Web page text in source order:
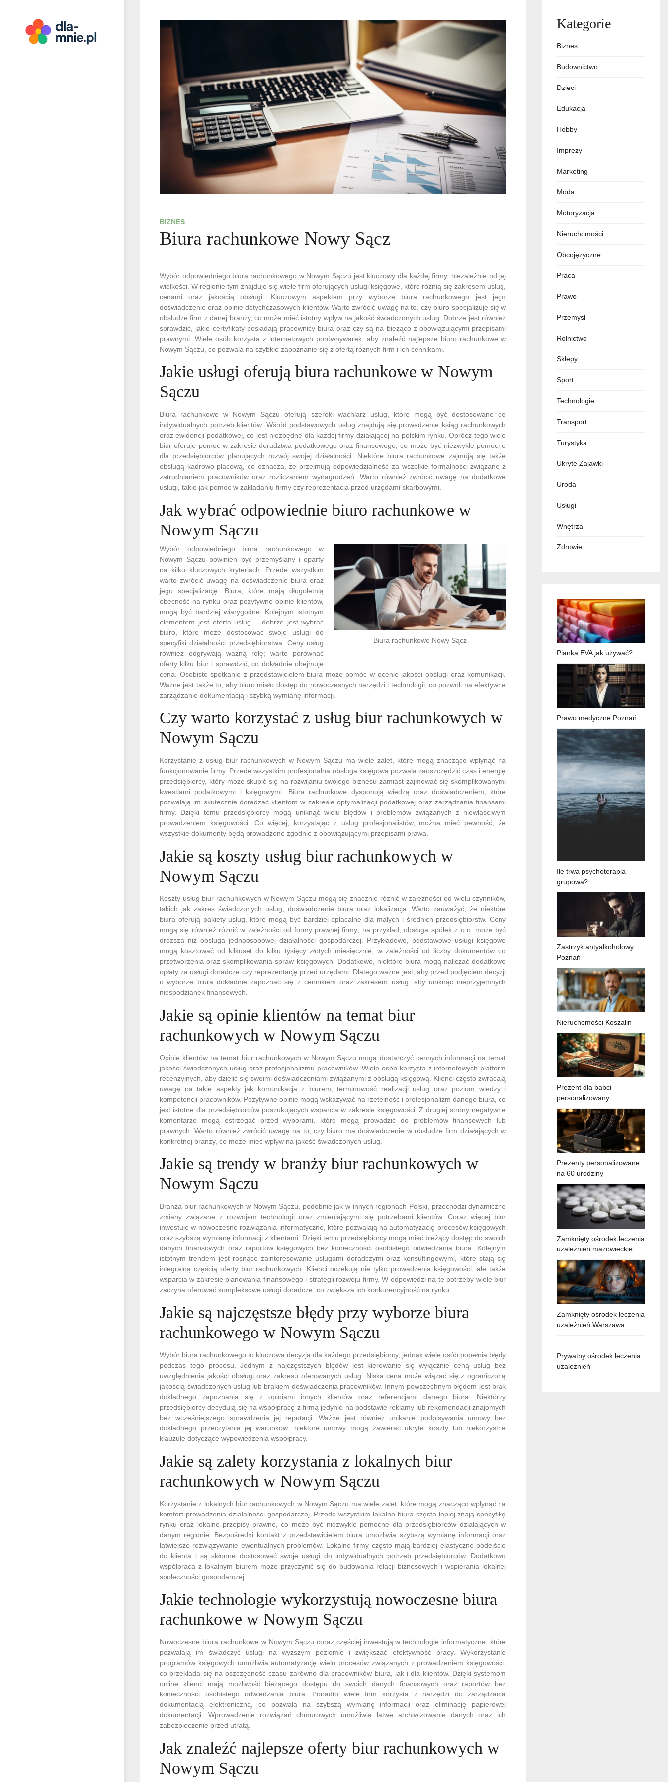
BIZNES
Biura rachunkowe Nowy Sącz
Wybór odpowiedniego biura rachunkowego w Nowym Sączu jest kluczowy dla każdej firmy, niezależnie od jej
wielkości. W regionie tym znajduje się wiele firm oferujących usługi księgowe, które różnią się zakresem usług,
cenami oraz jakością obsługi. Kluczowym aspektem przy wyborze biura rachunkowego jest jego
doświadczenie oraz opinie dotychczasowych klientów. Warto zwrócić uwagę na to, czy biuro specjalizuje się w
obsłudze firm z danej branży, co może mieć istotny wpływ na jakość świadczonych usług. Dobrze jest również
sprawdzić, jakie certyfikaty posiadają pracownicy biura oraz czy są na bieżąco z obowiązującymi przepisami
prawnymi. Wiele osób korzysta z internetowych porównywarek, aby znaleźć najlepsze biuro rachunkowe w
Nowym Sączu, co pozwala na szybkie zapoznanie się z ofertą różnych firm i ich cennikami.
Jakie usługi oferują biura rachunkowe w Nowym
Sączu
Biura rachunkowe w Nowym Sączu oferują szeroki wachlarz usług, które mogą być dostosowane do
indywidualnych potrzeb klientów. Wśród podstawowych usług znajdują się prowadzenie ksiąg rachunkowych
oraz ewidencji podatkowej, co jest niezbędne dla każdej firmy działającej na polskim rynku. Oprócz tego wiele
biur oferuje pomoc w zakresie doradztwa podatkowego oraz finansowego, co może być niezwykle pomocne
dla przedsiębiorców planujących rozwój swojej działalności. Niektóre biura rachunkowe zajmują się także
obsługą kadrowo-płacową, co oznacza, że przejmują odpowiedzialność za wszelkie formalności związane z
zatrudnianiem pracowników oraz rozliczaniem wynagrodzeń. Warto również zwrócić uwagę na dodatkowe
usługi, takie jak pomoc w zakładaniu firmy czy reprezentacja przed urzędami skarbowymi.
Jak wybrać odpowiednie biuro rachunkowe w
Nowym Sączu
Biura rachunkowe Nowy Sącz
Wybór odpowiedniego biura rachunkowego w
Nowym Sączu powinien być przemyślany i oparty
na kilku kluczowych kryteriach. Przede wszystkim
warto zwrócić uwagę na doświadczenie biura oraz
jego specjalizację. Biura, które mają długoletnią
obecność na rynku oraz pozytywne opinie klientów,
mogą być bardziej wiarygodne. Kolejnym istotnym
elementem jest oferta usług – dobrze jest wybrać
biuro, które może dostosować swoje usługi do
specyfiki działalności przedsiębiorstwa. Ceny usług
również odgrywają ważną rolę; warto porównać
oferty kilku biur i sprawdzić, co dokładnie obejmuje
cena. Osobiste spotkanie z przedstawicielem biura może pomóc w ocenie jakości obsługi oraz komunikacji.
Ważne jest także to, aby biuro miało dostęp do nowoczesnych narzędzi i technologii, co pozwoli na efektywne
zarządzanie dokumentacją i szybką wymianę informacji.
Czy warto korzystać z usług biur rachunkowych w
Nowym Sączu
Korzystanie z usług biur rachunkowych w Nowym Sączu ma wiele zalet, które mogą znacząco wpłynąć na
funkcjonowanie firmy. Przede wszystkim profesjonalna obsługa księgowa pozwala zaoszczędzić czas i energię
przedsiębiorcy, który może skupić się na rozwijaniu swojego biznesu zamiast zajmować się skomplikowanymi
kwestiami podatkowymi i księgowymi. Biura rachunkowe dysponują wiedzą oraz doświadczeniem, które
pozwalają im skutecznie doradzać klientom w zakresie optymalizacji podatkowej oraz zarządzania finansami
firmy. Dzięki temu przedsiębiorcy mogą uniknąć wielu błędów i problemów związanych z niewłaściwym
prowadzeniem księgowości. Co więcej, korzystając z usług profesjonalistów, można mieć pewność, że
wszystkie dokumenty będą prowadzone zgodnie z obowiązującymi przepisami prawa.
Jakie są koszty usług biur rachunkowych w
Nowym Sączu
Koszty usług biur rachunkowych w Nowym Sączu mogą się znacznie różnić w zależności od wielu czynników,
takich jak zakres świadczonych usług, doświadczenie biura oraz lokalizacja. Warto zauważyć, że niektóre
biura oferują pakiety usług, które mogą być bardziej opłacalne dla małych i średnich przedsiębiorstw. Ceny
mogą się również różnić w zależności od formy prawnej firmy; na przykład, obsługa spółek z o.o. może być
droższa niż obsługa jednoosobowej działalności gospodarczej. Przykładowo, podstawowe usługi księgowe
mogą kosztować od kilkuset do kilku tysięcy złotych miesięcznie, w zależności od liczby dokumentów do
przetworzenia oraz skomplikowania spraw księgowych. Dodatkowo, niektóre biura mogą naliczać dodatkowe
opłaty za usługi doradcze czy reprezentację przed urzędami. Dlatego ważne jest, aby przed podjęciem decyzji
o wyborze biura dokładnie zapoznać się z cennikiem oraz zakresem usług, aby uniknąć nieprzyjemnych
niespodzianek finansowych.
Jakie są opinie klientów na temat biur
rachunkowych w Nowym Sączu
Opinie klientów na temat biur rachunkowych w Nowym Sączu mogą dostarczyć cennych informacji na temat
jakości świadczonych usług oraz profesjonalizmu pracowników. Wiele osób korzysta z internetowych platform
recenzyjnych, aby dzielić się swoimi doświadczeniami związanymi z obsługą księgową. Klienci często zwracają
uwagę na takie aspekty jak komunikacja z biurem, terminowość realizacji usług oraz poziom wiedzy i
kompetencji pracowników. Pozytywne opinie mogą wskazywać na rzetelność i profesjonalizm danego biura, co
jest istotne dla przedsiębiorców poszukujących wsparcia w zakresie księgowości. Z drugiej strony negatywne
komentarze mogą ostrzegać przed wyborami, które mogą prowadzić do problemów finansowych lub
prawnych. Warto również zwrócić uwagę na to, czy biuro ma doświadczenie w obsłudze firm działających w
konkretnej branży, co może mieć wpływ na jakość świadczonych usług.
Jakie są trendy w branży biur rachunkowych w
Nowym Sączu
Branża biur rachunkowych w Nowym Sączu, podobnie jak w innych regionach Polski, przechodzi dynamiczne
zmiany związane z rozwojem technologii oraz zmieniającymi się potrzebami klientów. Coraz więcej biur
inwestuje w nowoczesne rozwiązania informatyczne, które pozwalają na automatyzację procesów księgowych
oraz szybszą wymianę informacji z klientami. Dzięki temu przedsiębiorcy mogą mieć bieżący dostęp do swoich
danych finansowych oraz raportów księgowych bez konieczności osobistego odwiedzania biura. Kolejnym
istotnym trendem jest rosnące zainteresowanie usługami doradczymi oraz konsultingowymi, które stają się
integralną częścią oferty biur rachunkowych. Klienci oczekują nie tylko prowadzenia księgowości, ale także
wsparcia w zakresie planowania finansowego i strategii rozwoju firmy. W odpowiedzi na te potrzeby wiele biur
zaczyna oferować kompleksowe usługi doradcze, co zwiększa ich konkurencyjność na rynku.
Jakie są najczęstsze błędy przy wyborze biura
rachunkowego w Nowym Sączu
Wybór biura rachunkowego to kluczowa decyzja dla każdego przedsiębiorcy, jednak wiele osób popełnia błędy
podczas tego procesu. Jednym z najczęstszych błędów jest kierowanie się wyłącznie ceną usług bez
uwzględnienia jakości obsługi oraz zakresu oferowanych usług. Niska cena może wiązać się z ograniczoną
jakością świadczonych usług lub brakiem doświadczenia pracowników. Innym powszechnym błędem jest brak
dokładnego zapoznania się z opiniami innych klientów oraz referencjami danego biura. Niektórzy
przedsiębiorcy decydują się na współpracę z firmą jedynie na podstawie reklamy lub rekomendacji znajomych
bez wcześniejszego sprawdzenia jej reputacji. Ważne jest również unikanie podpisywania umowy bez
dokładnego przeczytania jej warunków; niektóre umowy mogą zawierać ukryte koszty lub niekorzystne
klauzule dotyczące wypowiedzenia współpracy.
Jakie są zalety korzystania z lokalnych biur
rachunkowych w Nowym Sączu
Korzystanie z lokalnych biur rachunkowych w Nowym Sączu ma wiele zalet, które mogą znacząco wpłynąć na
komfort prowadzenia działalności gospodarczej. Przede wszystkim lokalne biura często lepiej znają specyfikę
rynku oraz lokalne przepisy prawne, co może być niezwykle pomocne dla przedsiębiorców działających w
danym regionie. Bezpośredni kontakt z przedstawicielem biura umożliwia szybszą wymianę informacji oraz
łatwiejsze rozwiązywanie ewentualnych problemów. Lokalne firmy często mają bardziej elastyczne podejście
do klienta i są skłonne dostosować swoje usługi do indywidualnych potrzeb przedsiębiorców. Dodatkowo
współpraca z lokalnym biurem może przyczynić się do budowania relacji biznesowych i wspierania lokalnej
społeczności gospodarczej.
Jakie technologie wykorzystują nowoczesne biura
rachunkowe w Nowym Sączu
Nowoczesne biura rachunkowe w Nowym Sączu coraz częściej inwestują w technologie informatyczne, które
pozwalają im świadczyć usługi na wyższym poziomie i zwiększać efektywność pracy. Wykorzystanie
programów księgowych umożliwia automatyzację wielu procesów związanych z prowadzeniem księgowości,
co przekłada się na oszczędność czasu zarówno dla pracowników biura, jak i dla klientów. Dzięki systemom
online klienci mają możliwość bieżącego dostępu do swoich danych finansowych oraz raportów bez
konieczności osobistego odwiedzania biura. Ponadto wiele firm korzysta z narzędzi do zarządzania
dokumentacją elektroniczną, co pozwala na szybszą wymianę informacji oraz eliminację papierowej
dokumentacji. Wprowadzenie rozwiązań chmurowych umożliwia łatwe archiwizowanie danych oraz ich
zabezpieczenie przed utratą.
Jak znaleźć najlepsze oferty biur rachunkowych w
Nowym Sączu
Kategorie
Biznes
Budownictwo
Dzieci
Edukacja
Hobby
Imprezy
Marketing
Moda
Motoryzacja
Nieruchomości
Obcojęzyczne
Praca
Prawo
Przemysł
Rolnictwo
Sklepy
Sport
Technologie
Transport
Turystyka
Ukryte Zajawki
Uroda
Usługi
Wnętrza
Zdrowie
Pianka EVA jak używać?
Prawo medyczne Poznań
Ile trwa psychoterapia
grupowa?
Zastrzyk antyalkoholowy
Poznań
Nieruchomości Koszalin
Prezent dla babci
personalizowany
Prezenty personalizowane
na 60 urodziny
Zamknięty ośrodek leczenia
uzależnień mazowieckie
Zamknięty ośrodek leczenia
uzależnień Warszawa
Prywatny ośrodek leczenia
uzależnień